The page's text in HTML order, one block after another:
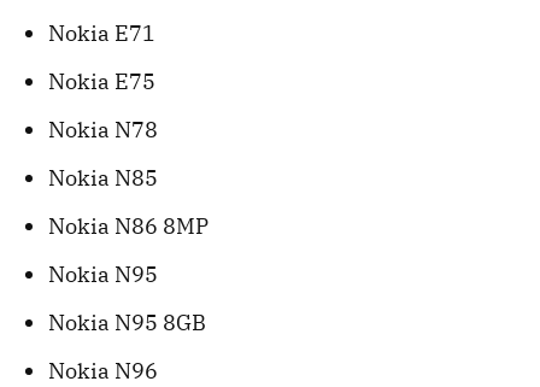
Nokia E71
Nokia E75
Nokia N78
Nokia N85
Nokia N86 8MP
Nokia N95
Nokia N95 8GB
Nokia N96